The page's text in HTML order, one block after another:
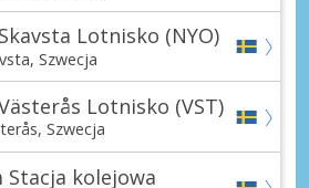
Lotnisko (NYO)
Szwecja
Lotnisko (VST)
Szwecja
kolejowa